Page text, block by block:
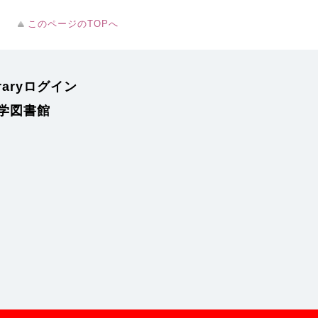
このページのTOPへ
ログイン
図書館